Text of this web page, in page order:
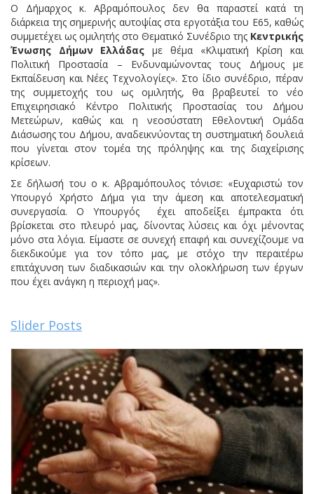
Ο Δήμαρχος κ. Αβραμόπουλος δεν θα παραστεί κατά τη
διάρκεια της σημερινής αυτοψίας στα εργοτάξια του Ε65, καθώς
συμμετέχει ως ομιλητής στο Θεματικό Συνέδριο της Κεντρικής
Ένωσης Δήμων Ελλάδας με θέμα «Κλιματική Κρίση και
Πολιτική Προστασία – Ενδυναμώνοντας τους Δήμους με
Εκπαίδευση και Νέες Τεχνολογίες». Στο ίδιο συνέδριο, πέραν
της συμμετοχής του ως ομιλητής, θα βραβευτεί το νέο
Επιχειρησιακό Κέντρο Πολιτικής Προστασίας του Δήμου
Μετεώρων, καθώς και η νεοσύστατη Εθελοντική Ομάδα
Διάσωσης του Δήμου, αναδεικνύοντας τη συστηματική δουλειά
που γίνεται στον τομέα της πρόληψης και της διαχείρισης
κρίσεων.
Σε δήλωσή του ο κ. Αβραμόπουλος τόνισε: «Ευχαριστώ τον
Υπουργό Χρήστο Δήμα για την άμεση και αποτελεσματική
συνεργασία. Ο Υπουργός έχει αποδείξει έμπρακτα ότι
βρίσκεται στο πλευρό μας, δίνοντας λύσεις και όχι μένοντας
μόνο στα λόγια. Είμαστε σε συνεχή επαφή και συνεχίζουμε να
διεκδικούμε για τον τόπο μας, με στόχο την περαιτέρω
επιτάχυνση των διαδικασιών και την ολοκλήρωση των έργων
που έχει ανάγκη η περιοχή μας».
Slider Posts